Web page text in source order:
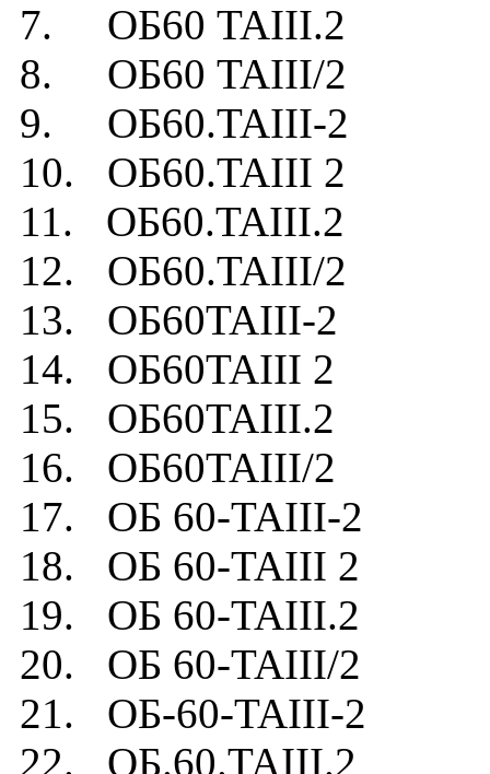
7. ОБ60 TAIII.2
8. ОБ60 TAIII/2
9. ОБ60.TAIII-2
10. ОБ60.TAIII 2
11. ОБ60.TAIII.2
12. ОБ60.TAIII/2
13. ОБ60TAIII-2
14. ОБ60TAIII 2
15. ОБ60TAIII.2
16. ОБ60TAIII/2
17. ОБ 60-TAIII-2
18. ОБ 60-TAIII 2
19. ОБ 60-TAIII.2
20. ОБ 60-TAIII/2
21. ОБ-60-TAIII-2
22. ОБ.60.TAIII.2